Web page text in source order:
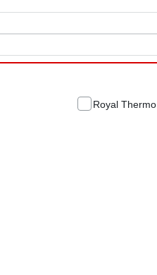
Royal Thermo